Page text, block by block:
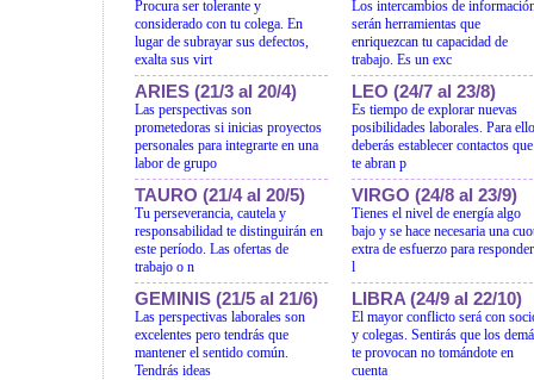
Procura ser tolerante y
considerado con tu colega. En
lugar de subrayar sus defectos,
exalta sus virt
ARIES (21/3 al 20/4)
Las perspectivas son
prometedoras si inicias proyectos
personales para integrarte en una
labor de grupo
TAURO (21/4 al 20/5)
Tu perseverancia, cautela y
responsabilidad te distinguirán en
este período. Las ofertas de
trabajo o n
GEMINIS (21/5 al 21/6)
Las perspectivas laborales son
excelentes pero tendrás que
mantener el sentido común.
Tendrás ideas
Los intercambios de
serán herramientas que
enriquezcan tu capacidad de
trabajo. Es un exc
LEO (24/7 al 23/8)
Es tiempo de explorar nuevas
posibilidades laborales. Para ello
deberás establecer contactos que
te abran p
VIRGO (24/8 al 23/9)
Tienes el nivel de energía algo
bajo y se hace necesaria una
extra de esfuerzo para
l
LIBRA (24/9 al 22/10)
El mayor conflicto será con
y colegas. Sentirás que los
te provocan no tomándote en
cuenta